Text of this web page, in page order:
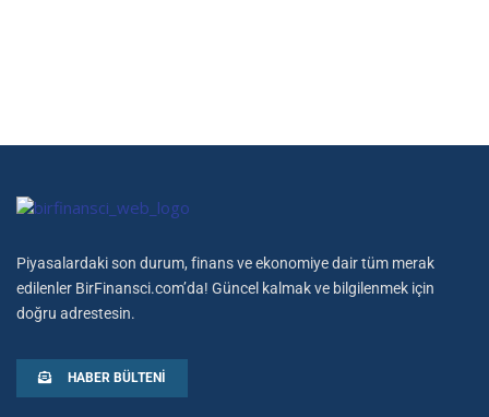
Piyasalardaki son durum, finans ve ekonomiye dair tüm merak
edilenler BirFinansci.com’da! Güncel kalmak ve bilgilenmek için
doğru adrestesin.
HABER BÜLTENI